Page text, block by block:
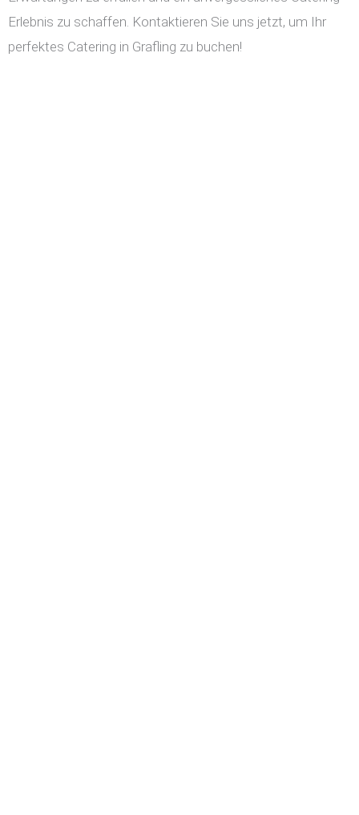
Erlebnis zu schaffen. Kontaktieren Sie uns jetzt, um Ihr
perfektes Catering in Grafling zu buchen!